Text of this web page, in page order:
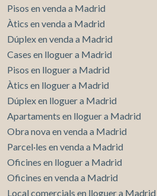
Pisos en venda a Madrid
Àtics en venda a Madrid
Dúplex en venda a Madrid
Cases en lloguer a Madrid
Pisos en lloguer a Madrid
Àtics en lloguer a Madrid
Dúplex en lloguer a Madrid
Apartaments en lloguer a Madrid
Obra nova en venda a Madrid
Parcel·les en venda a Madrid
Oficines en lloguer a Madrid
Oficines en venda a Madrid
Local comercials en lloguer a Madrid